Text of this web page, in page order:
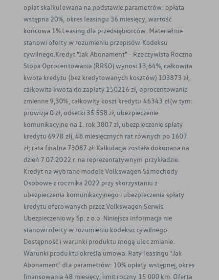
opłat skalkulowana na podstawie parametrów: opłata
wstępna 20%, okres leasingu 36 miesięcy, wartość
końcowa 1%.Leasing dla przedsiębiorców. Materiał nie
stanowi oferty w rozumieniu przepisów Kodeksu
cywilnego.Kredyt "Jak Abonament" - Rzeczywista Roczna
Stopa Oprocentowania (RRSO) wynosi 13,64%, całkowita
kwota kredytu (bez kredytowanych kosztów) 103873 zł,
całkowita kwota do zapłaty 150216 zł, oprocentowanie
zmienne 9,30%, całkowity koszt kredytu 46343 zł (w tym:
prowizja 0 zł, odsetki 35 558 zł, ubezpieczenie
komunikacyjne na 1. rok 3807 zł, ubezpieczenie spłaty
kredytu 6978 zł), 48 miesięcznych rat równych po 1607
zł; rata finalna 73087 zł. Kalkulacja została dokonana na
dzień 7.07.2022 r. na reprezentatywnym przykładzie.
Kredyt na wybrane modele Volkswagen Samochody
Osobowe z rocznika 2022 przy skorzystaniu z
ubezpieczenia komunikacyjnego i ubezpieczenia spłaty
kredytu oferowanych przez Volkswagen Serwis
Ubezpieczeniowy Sp. z o.o. Niniejsza informacja nie
stanowi oferty w rozumieniu kodeksu cywilnego.
Dostępność i warunki produktu mogą ulec zmianie.
Warunki produktu określa umowa. Raty leasingu "Jak
Abonament" dla parametrów: 10% opłaty wstępnej, okres
finansowania 48 miesięcy, limit roczny 15 000 km. Oferta